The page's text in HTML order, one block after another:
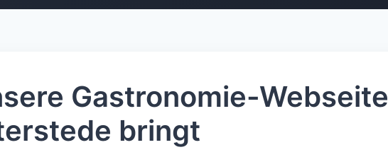
Gastronomie-Webseite
bringt